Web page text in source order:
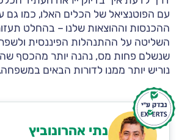
עם הפוטנציאל של הכלים האלו, כמו
ההכנסות וההוצאות שלנו – בהחלט
השליטה על ההתנהלות הפיננסית ולשפר
שנשלם פחות מס, נהנה יותר מהכסף
נוריש יותר ממנו לדורות הבאים במשפחה.
נתי אהרונוביץ